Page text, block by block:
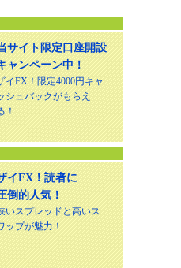
サイト限定口座開設
ャンペーン中！
イFX！限定4000円キャ
シュバックがもらえ
！
イFX！読者に
倒的人気！
いスプレッドと高いス
ップが魅力！